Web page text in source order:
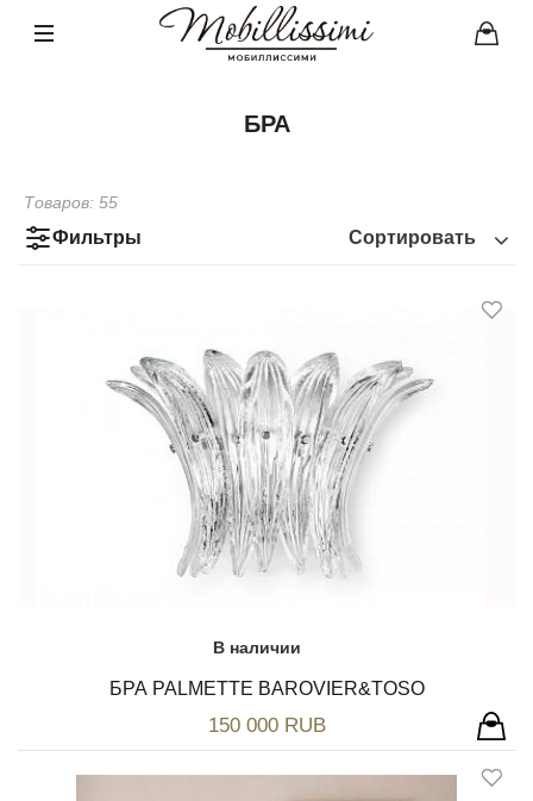
БРА
Фильтры Сортировать
Товаров: 55
В наличии
БРА PALMETTE BAROVIER&TOSO
150 000 RUB